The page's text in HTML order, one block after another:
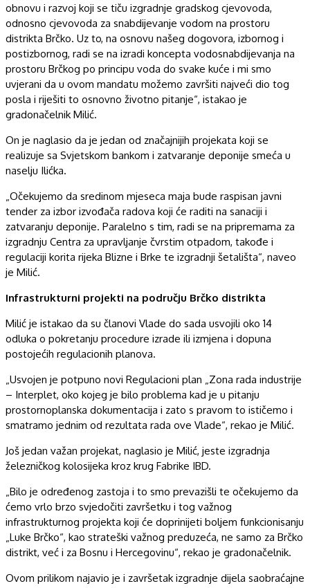
obnovu i razvoj koji se tiču izgradnje gradskog cjevovoda,
odnosno cjevovoda za snabdijevanje vodom na prostoru
distrikta Brčko. Uz to, na osnovu našeg dogovora, izbornog i
postizbornog, radi se na izradi koncepta vodosnabdijevanja na
prostoru Brčkog po principu voda do svake kuće i mi smo
uvjerani da u ovom mandatu možemo završiti najveći dio tog
posla i riješiti to osnovno životno pitanje“, istakao je
gradonačelnik Milić.
On je naglasio da je jedan od značajnijih projekata koji se
realizuje sa Svjetskom bankom i zatvaranje deponije smeća u
naselju Ilićka.
„Očekujemo da sredinom mjeseca maja bude raspisan javni
tender za izbor izvođača radova koji će raditi na sanaciji i
zatvaranju deponije. Paralelno s tim, radi se na pripremama za
izgradnju Centra za upravljanje čvrstim otpadom, takođe i
regulaciji korita rijeka Blizne i Brke te izgradnji šetališta“, naveo
je Milić.
Infrastrukturni projekti na području Brčko distrikta
Milić je istakao da su članovi Vlade do sada usvojili oko 14
odluka o pokretanju procedure izrade ili izmjena i dopuna
postojećih regulacionih planova.
„Usvojen je potpuno novi Regulacioni plan „Zona rada industrije
– Interplet, oko kojeg je bilo problema kad je u pitanju
prostornoplanska dokumentacija i zato s pravom to ističemo i
smatramo jednim od rezultata rada ove Vlade“, rekao je Milić.
Još jedan važan projekat, naglasio je Milić, jeste izgradnja
železničkog kolosijeka kroz krug Fabrike IBD.
„Bilo je određenog zastoja i to smo prevazišli te očekujemo da
ćemo vrlo brzo svjedočiti završetku i tog važnog
infrastrukturnog projekta koji će doprinijeti boljem funkcionisanju
„Luke Brčko“, kao strateški važnog preduzeća, ne samo za Brčko
distrikt, već i za Bosnu i Hercegovinu“, rekao je gradonačelnik.
Ovom prilikom najavio je i završetak izgradnje dijela saobraćajne